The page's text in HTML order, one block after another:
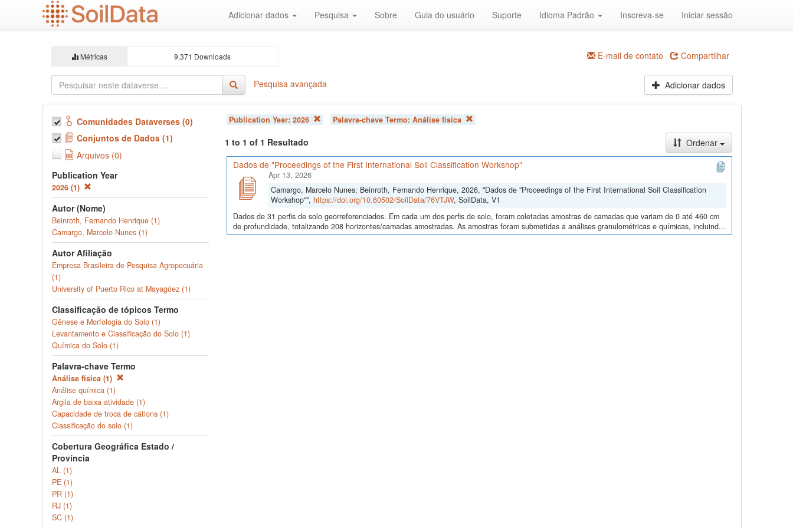
Adicionar dados Pesquisa Sobre Guia do usuário Suporte Idioma Padrão Inscreva-se Iniciar sessão
Métricas 9,371 Downloads E-mail de contato Compartilhar
Pesquisa avançada Adicionar dados
Comunidades Dataverses (0)
Conjuntos de Dados (1)
Arquivos (0)
Publication Year
2026 (1)
Autor (Nome)
Beinroth, Fernando Henrique (1)
Camargo, Marcelo Nunes (1)
Autor Afiliação
Empresa Brasileira de Pesquisa Agropecuária
(1)
University of Puerto Rico at Mayagüez (1)
Classificação de tópicos Termo
Gênese e Morfologia do Solo (1)
Levantamento e Classificação do Solo (1)
Química do Solo (1)
Palavra-chave Termo
Análise física (1)
Análise química (1)
Argila de baixa atividade (1)
Capacidade de troca de cátions (1)
Classificação do solo (1)
Cobertura Geográfica Estado /
Província
AL (1)
PE (1)
PR (1)
RJ (1)
SC (1)
Publication Year: 2026 Palavra-chave Termo: Análise física
1 to 1 of 1 Resultado
Ordenar
Dados de "Proceedings of the First International Soil Classification Workshop"
Apr 13, 2026
Camargo, Marcelo Nunes; Beinroth, Fernando Henrique, 2026, "Dados de "Proceedings of the First International Soil Classification
Workshop"", https://doi.org/10.60502/SoilData/76VTJW, SoilData, V1
Dados de 31 perfis de solo georreferenciados. Em cada um dos perfis de solo, foram coletadas amostras de camadas que variam de 0 até 460 cm
de profundidade, totalizando 208 horizontes/camadas amostradas. As amostras foram submetidas a análises granulométricas e químicas, incluind...